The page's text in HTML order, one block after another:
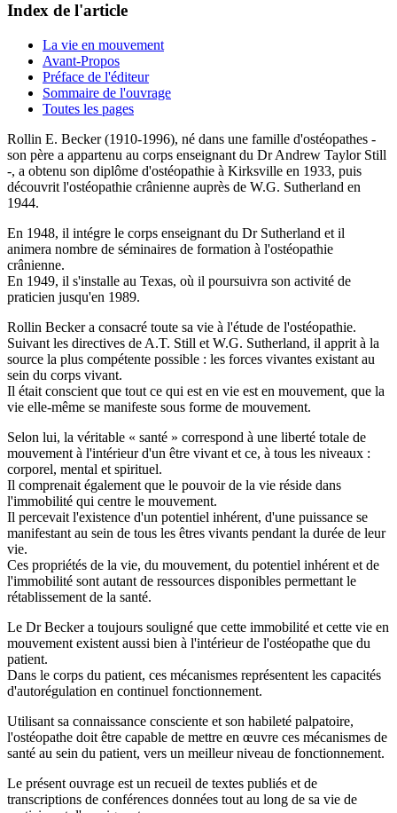
Index de l'article
La vie en mouvement
Avant-Propos
Préface de l'éditeur
Sommaire de l'ouvrage
Toutes les pages
Rollin E. Becker (1910-1996), né dans une famille d'ostéopathes -
son père a appartenu au corps enseignant du Dr Andrew Taylor Still
-, a obtenu son diplôme d'ostéopathie à Kirksville en 1933, puis
découvrit l'ostéopathie crânienne auprès de W.G. Sutherland en
1944.
En 1948, il intégre le corps enseignant du Dr Sutherland et il
animera nombre de séminaires de formation à l'ostéopathie
crânienne.
En 1949, il s'installe au Texas, où il poursuivra son activité de
praticien jusqu'en 1989.
Rollin Becker a consacré toute sa vie à l'étude de l'ostéopathie.
Suivant les directives de A.T. Still et W.G. Sutherland, il apprit à la
source la plus compétente possible : les forces vivantes existant au
sein du corps vivant.
Il était conscient que tout ce qui est en vie est en mouvement, que la
vie elle-même se manifeste sous forme de mouvement.
Selon lui, la véritable « santé » correspond à une liberté totale de
mouvement à l'intérieur d'un être vivant et ce, à tous les niveaux :
corporel, mental et spirituel.
Il comprenait également que le pouvoir de la vie réside dans
l'immobilité qui centre le mouvement.
Il percevait l'existence d'un potentiel inhérent, d'une puissance se
manifestant au sein de tous les êtres vivants pendant la durée de leur
vie.
Ces propriétés de la vie, du mouvement, du potentiel inhérent et de
l'immobilité sont autant de ressources disponibles permettant le
rétablissement de la santé.
Le Dr Becker a toujours souligné que cette immobilité et cette vie en
mouvement existent aussi bien à l'intérieur de l'ostéopathe que du
patient.
Dans le corps du patient, ces mécanismes représentent les capacités
d'autorégulation en continuel fonctionnement.
Utilisant sa connaissance consciente et son habileté palpatoire,
l'ostéopathe doit être capable de mettre en œuvre ces mécanismes de
santé au sein du patient, vers un meilleur niveau de fonctionnement.
Le présent ouvrage est un recueil de textes publiés et de
transcriptions de conférences données tout au long de sa vie de